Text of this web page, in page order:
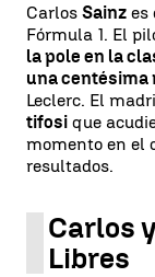
Carlos Sainz es
Fórmula 1. El
la pole en la
una centésima
Leclerc. El
tifosi que
momento en el
resultados.
Carlos
Libres